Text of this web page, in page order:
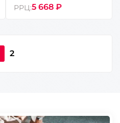
РРЦ:5 668 ₽
2